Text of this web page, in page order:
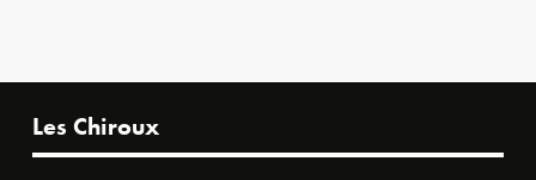
Les Chiroux